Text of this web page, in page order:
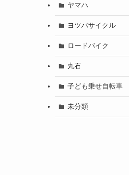
ヤマハ
ヨツバサイクル
ロードバイク
丸石
子ども乗せ自転車
未分類